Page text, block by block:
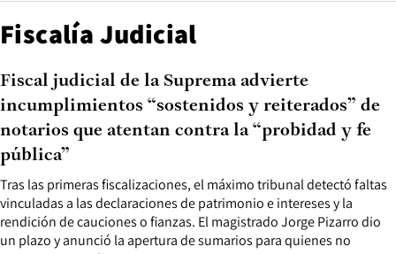
Fiscalía Judicial
Tras las primeras fiscalizaciones, el máximo tribunal detectó faltas
vinculadas a las declaraciones de patrimonio e intereses y la
rendición de cauciones o fianzas. El magistrado Jorge Pizarro dio
un plazo y anunció la apertura de sumarios para quienes no
Fiscal judicial de la Suprema advierte
incumplimientos “sostenidos y reiterados” de
notarios que atentan contra la “probidad y fe
pública”